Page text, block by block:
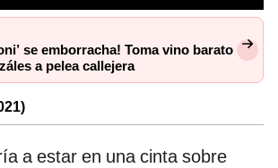
se emborracha! Toma vino barato
a pelea callejera
a estar en una cinta sobre